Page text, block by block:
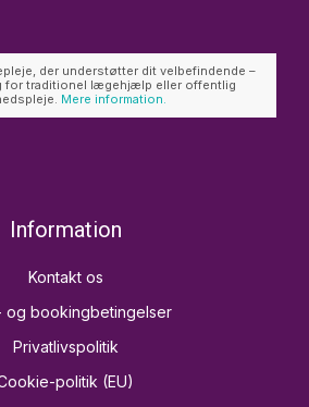
der understøtter dit velbefindende –
for traditionel lægehjælp eller offentlig
Mere information.
Information
Kontakt os
og bookingbetingelser
Privatlivspolitik
politik (EU)